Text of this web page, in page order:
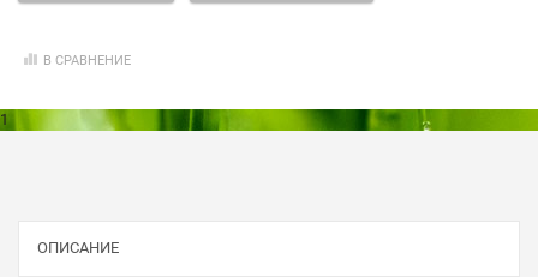
В СРАВНЕНИЕ
1
ОПИСАНИЕ